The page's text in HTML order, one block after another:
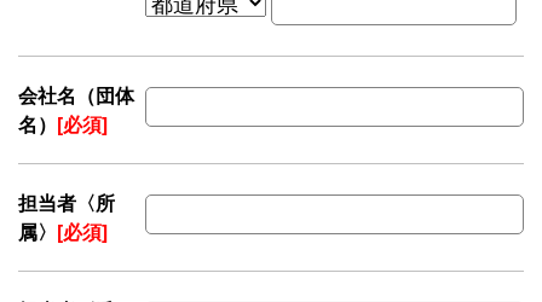
会社名（団体
名） [必須]
担当者〈所
属〉 [必須]